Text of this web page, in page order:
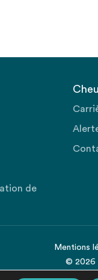
de
Mentions
© 2026